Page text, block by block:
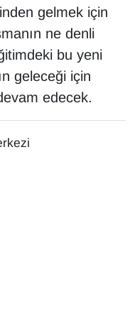
gelmek için
ne denli
bu yeni
geleceği için
edecek.